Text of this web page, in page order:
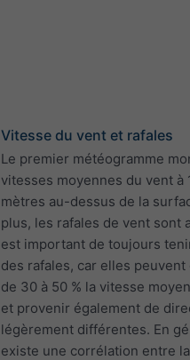
Vitesse du vent et rafales
Le premier météogramme
vitesses moyennes du vent à
mètres au-dessus de la
plus, les rafales de vent sont
est important de toujours
des rafales, car elles peuvent
de 30 à 50 % la vitesse
et provenir également de
légèrement différentes. En
existe une corrélation entre